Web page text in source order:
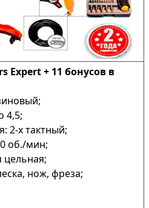
Expert + 11 бонусов в
4,5;
2-х тактный;
об./мин;
цельная;
нож, фреза;